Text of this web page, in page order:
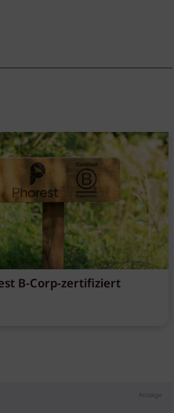
B-Corp-zertifiziert
Anzeige